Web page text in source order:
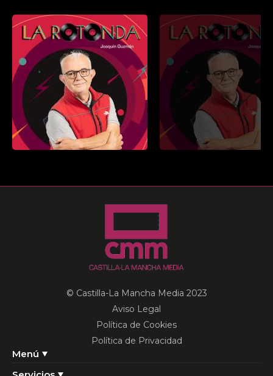
artículo
Menú
© Castilla-La Mancha Media 2023
Aviso Legal
Política de Cookies
Política de Privacidad